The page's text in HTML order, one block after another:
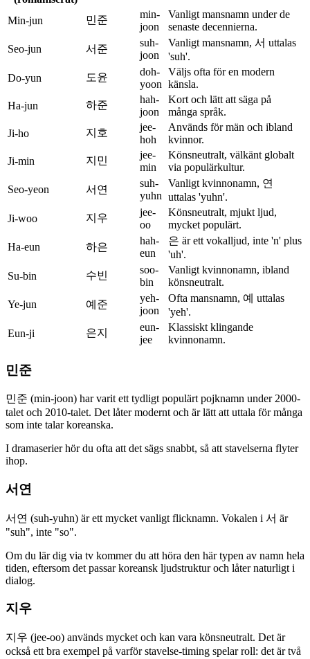
Min-jun
민준
min-
joon
Vanligt mansnamn under de
senaste decennierna.
Seo-jun
서준
suh-
joon
Vanligt mansnamn, 서 uttalas
'suh'.
Do-yun
도윤
doh-
yoon
Väljs ofta för en modern
känsla.
Ha-jun
하준
hah-
joon
Kort och lätt att säga på
många språk.
Ji-ho
지호
jee-
hoh
Används för män och ibland
kvinnor.
Ji-min
지민
jee-
min
Könsneutralt, välkänt globalt
via populärkultur.
Seo-yeon
서연
suh-
yuhn
Vanligt kvinnonamn, 연
uttalas 'yuhn'.
Ji-woo
지우
jee-
oo
Könsneutralt, mjukt ljud,
mycket populärt.
Ha-eun
하은
hah-
eun
은 är ett vokalljud, inte 'n' plus
'uh'.
Su-bin
수빈
soo-
bin
Vanligt kvinnonamn, ibland
könsneutralt.
Ye-jun
예준
yeh-
joon
Ofta mansnamn, 예 uttalas
'yeh'.
Eun-ji
은지
eun-
jee
Klassiskt klingande
kvinnonamn.
민준
민준 (min-joon) har varit ett tydligt populärt pojknamn under 2000-
talet och 2010-talet. Det låter modernt och är lätt att uttala för många
som inte talar koreanska.
I dramaserier hör du ofta att det sägs snabbt, så att stavelserna flyter
ihop.
서연
서연 (suh-yuhn) är ett mycket vanligt flicknamn. Vokalen i 서 är
"suh", inte "so".
Om du lär dig via tv kommer du att höra den här typen av namn hela
tiden, eftersom det passar koreansk ljudstruktur och låter naturligt i
dialog.
지우
지우 (jee-oo) används mycket och kan vara könsneutralt. Det är
också ett bra exempel på varför stavelse-timing spelar roll: det är två